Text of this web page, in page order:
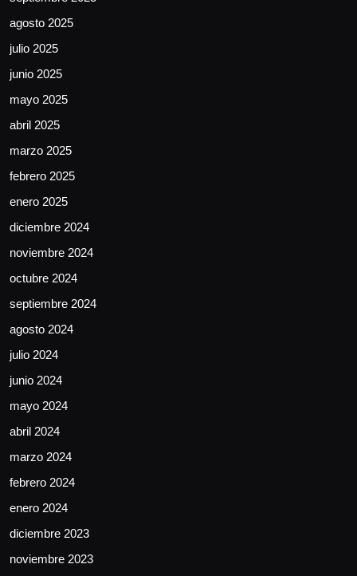
agosto 2025
julio 2025
junio 2025
mayo 2025
abril 2025
marzo 2025
febrero 2025
enero 2025
diciembre 2024
noviembre 2024
octubre 2024
septiembre 2024
agosto 2024
julio 2024
junio 2024
mayo 2024
abril 2024
marzo 2024
febrero 2024
enero 2024
diciembre 2023
noviembre 2023